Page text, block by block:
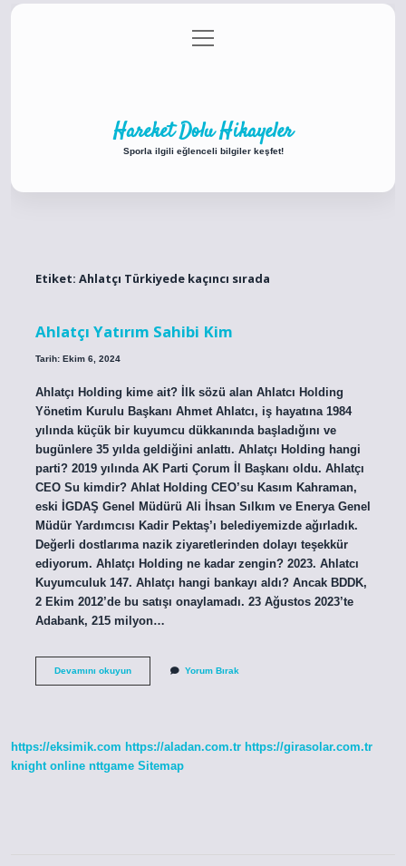
Gizlilik Politikası
menüyü
aç
Hareket Dolu Hikayeler
Sporla ilgili eğlenceli bilgiler keşfet!
Etiket: Ahlatçı Türkiyede kaçıncı sırada
Ahlatçı Yatırım Sahibi Kim
Tarih: Ekim 6, 2024
Ahlatçı Holding kime ait? İlk sözü alan Ahlatcı Holding
Yönetim Kurulu Başkanı Ahmet Ahlatcı, iş hayatına 1984
yılında küçük bir kuyumcu dükkanında başladığını ve
bugünlere 35 yılda geldiğini anlattı. Ahlatçı Holding hangi
parti? 2019 yılında AK Parti Çorum İl Başkanı oldu. Ahlatçı
CEO Su kimdir? Ahlat Holding CEO’su Kasım Kahraman,
eski İGDAŞ Genel Müdürü Ali İhsan Sılkım ve Enerya Genel
Müdür Yardımcısı Kadir Pektaş’ı belediyemizde ağırladık.
Değerli dostlarıma nazik ziyaretlerinden dolayı teşekkür
ediyorum. Ahlatçı Holding ne kadar zengin? 2023. Ahlatcı
Kuyumculuk 147. Ahlatçı hangi bankayı aldı? Ancak BDDK,
2 Ekim 2012’de bu satışı onaylamadı. 23 Ağustos 2023’te
Adabank, 215 milyon…
Devamını okuyunAhlatçı
Yorum Bırak
https://eksimik.com https://aladan.com.tr https://girasolar.com.tr
knight online nttgame Sitemap